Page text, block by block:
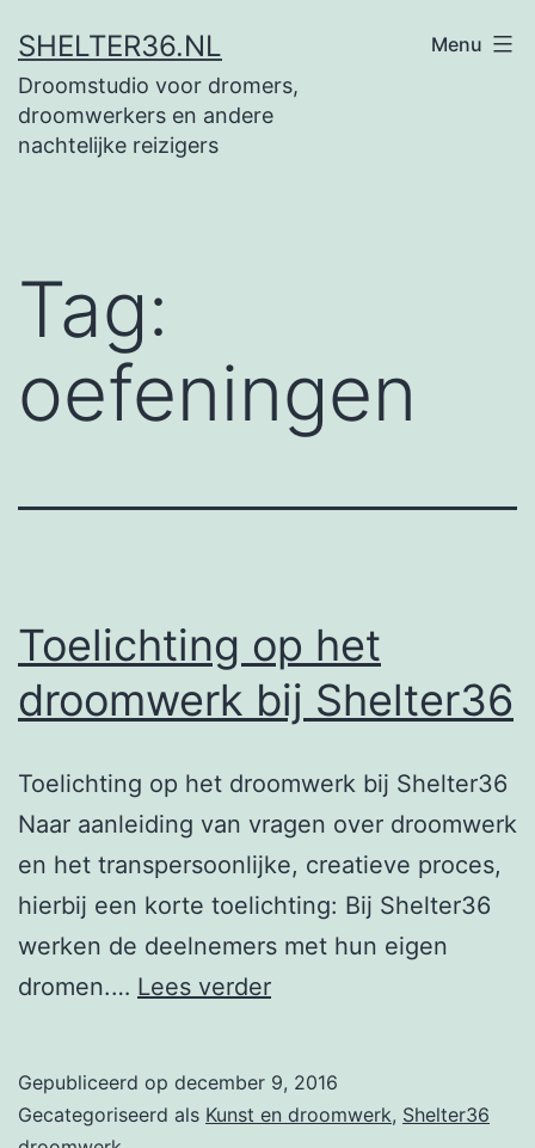
naar
de
inhoud
SHELTER36.NL
Droomstudio voor dromers,
droomwerkers en andere
nachtelijke reizigers
Menu
Tag:
oefeningen
Toelichting op het
droomwerk bij Shelter36
Toelichting op het droomwerk bij Shelter36
Naar aanleiding van vragen over droomwerk
en het transpersoonlijke, creatieve proces,
hierbij een korte toelichting: Bij Shelter36
werken de deelnemers met hun eigen
dromen.… Lees verderToelichting
droomwerk
Gepubliceerd op december 9, 2016
Gecategoriseerd als Kunst en droomwerk, Shelter36